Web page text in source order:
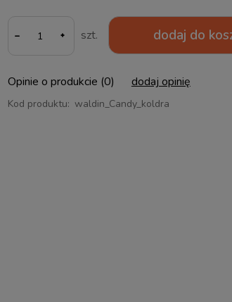
- szt. dodaj do
Kod produktu: waldin_Candy_koldra
Opinie o produkcie (0) dodaj opinię